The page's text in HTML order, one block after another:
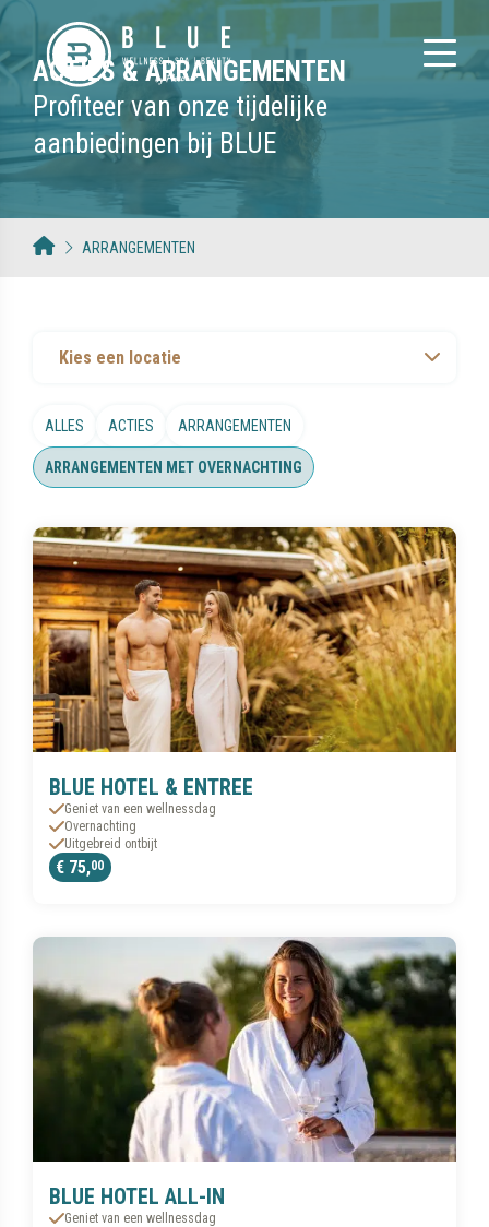
ACTIES & ARRANGEMENTEN
Profiteer van onze tijdelijke
aanbiedingen bij BLUE
ARRANGEMENTEN
ALLES ACTIES ARRANGEMENTEN
ARRANGEMENTEN MET OVERNACHTING
Kies een locatie
BLUE HOTEL & ENTREE
Geniet van een wellnessdag
Overnachting
Uitgebreid ontbijt
€ 75,00
BLUE HOTEL ALL-IN
Geniet van een wellnessdag